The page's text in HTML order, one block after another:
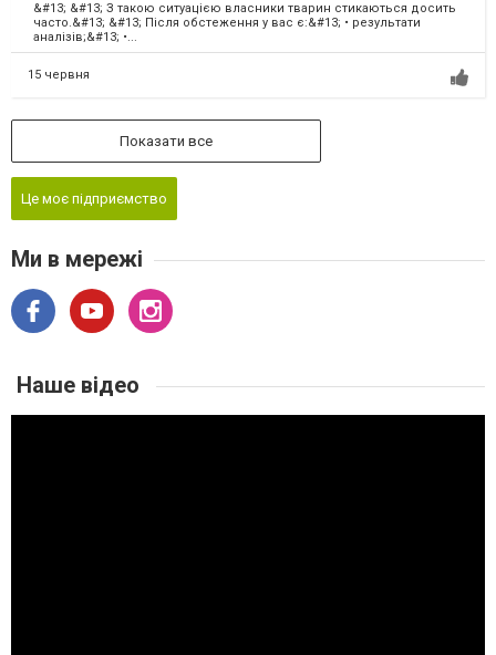
&#13; &#13; З такою ситуацією власники тварин стикаються досить
часто.&#13; &#13; Після обстеження у вас є:&#13; • результати
аналізів;&#13; •...
15 червня
Показати все
Це моє підприємство
Ми в мережі
Наше відео